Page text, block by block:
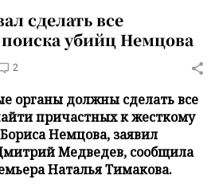
сделать все
убийц Немцова
2
органы должны сделать все
причастных к жесткому
Немцова, заявил
Медведев, сообщила
Наталья Тимакова.